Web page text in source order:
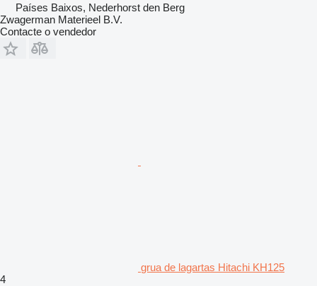
Países Baixos, Nederhorst den Berg
Zwagerman Materieel B.V.
Contacte o vendedor
grua de lagartas Hitachi KH125
4